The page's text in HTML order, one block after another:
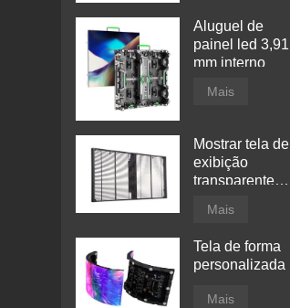
Aluguel de
painel led 3,91
mm interno
Mais
Mostrar tela de
exibição
transparente
janela
Mais
Tela de forma
personalizada
Mais